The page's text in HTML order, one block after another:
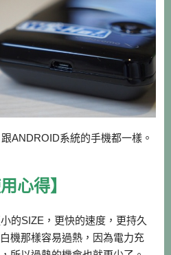
ANDROID系統的手機都一樣。
用心得】
的SIZE，更快的速度，更持久
機那樣容易過熱，因為電力充